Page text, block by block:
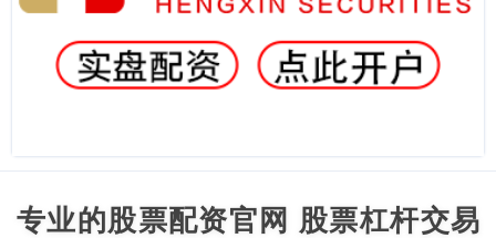
专业的股票配资官网 股票杠杆交易